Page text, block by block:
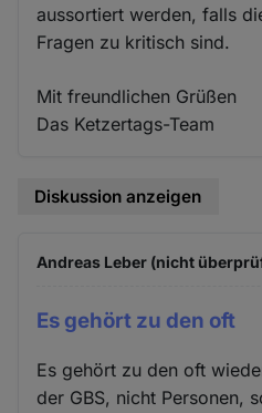
aussortiert werden, falls
Fragen zu kritisch sind.
Mit freundlichen Grüßen
Das Ketzertags-Team
Diskussion anzeigen
Andreas Leber (nicht
Es gehört zu den oft
Es gehört zu den oft
der GBS, nicht Personen,